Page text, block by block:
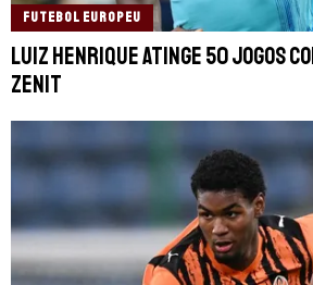
FUTEBOL EUROPEU
Luiz Henrique atinge 50 jogos
Zenit